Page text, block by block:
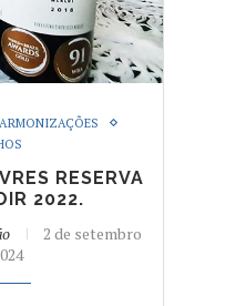
RESERVA
2022.
2 de setembro